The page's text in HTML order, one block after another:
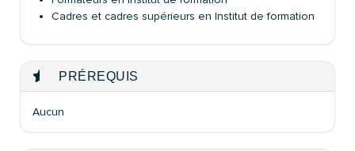
Cadres et cadres supérieurs en Institut de formation
PRÉREQUIS
Aucun